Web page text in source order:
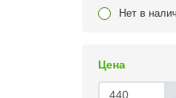
Нет в
Цена